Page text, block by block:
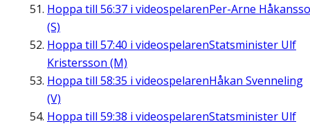
Hoppa till 56:37 i videospelarenPer-Arne
(S)
Hoppa till 57:40 i videospelarenStatsminister Ulf
Kristersson (M)
Hoppa till 58:35 i videospelarenHåkan Svenneling
(V)
Hoppa till 59:38 i videospelarenStatsminister Ulf